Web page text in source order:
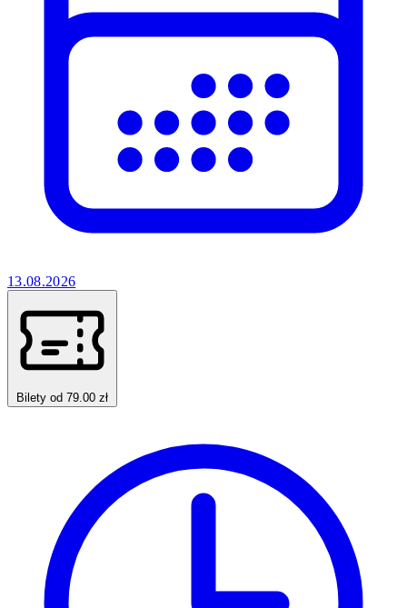
13.08.2026
Bilety od 79.00 zł